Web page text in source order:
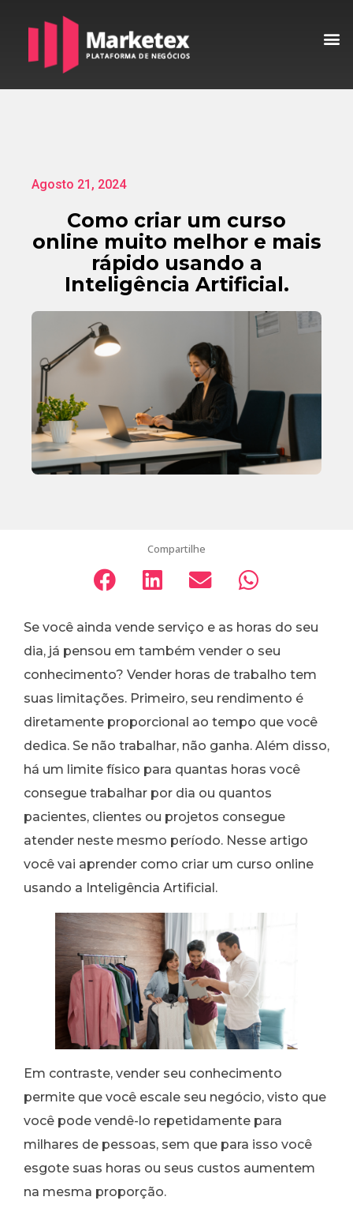
Agosto 21, 2024
Como criar um curso
online muito melhor e mais
rápido usando a
Inteligência Artificial.
Compartilhe
Se você ainda vende serviço e as horas do seu
dia, já pensou em também vender o seu
conhecimento? Vender horas de trabalho tem
suas limitações. Primeiro, seu rendimento é
diretamente proporcional ao tempo que você
dedica. Se não trabalhar, não ganha. Além disso,
há um limite físico para quantas horas você
consegue trabalhar por dia ou quantos
pacientes, clientes ou projetos consegue
atender neste mesmo período. Nesse artigo
você vai aprender como criar um curso online
usando a Inteligência Artificial.
Em contraste, vender seu conhecimento
permite que você escale seu negócio, visto que
você pode vendê-lo repetidamente para
milhares de pessoas, sem que para isso você
esgote suas horas ou seus custos aumentem
na mesma proporção.